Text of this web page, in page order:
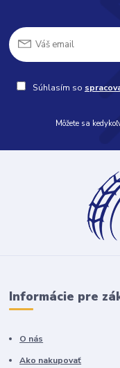
Súhlasím so
Môžete sa
Informácie pre
O nás
Ako nakupovať